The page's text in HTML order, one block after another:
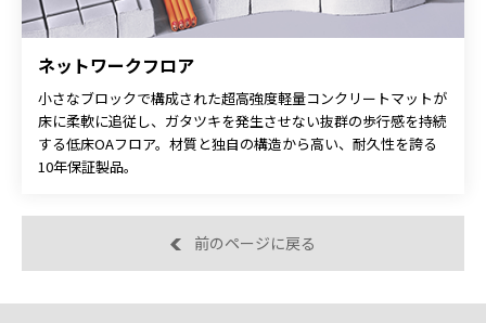
ネットワークフロア
小さなブロックで構成された超高強度軽量コンクリートマットが
床に柔軟に追従し、ガタツキを発生させない抜群の歩行感を持続
する低床OAフロア。材質と独自の構造から高い、耐久性を誇る
10年保証製品。
前のページに戻る